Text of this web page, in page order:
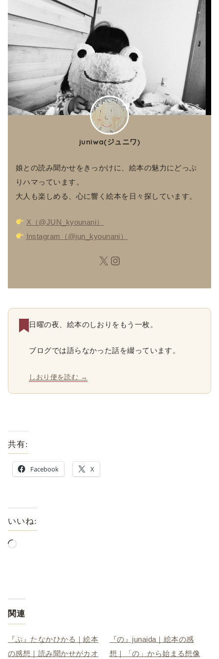
juniwa(ジュニワ)
娘との読み聞かせをきっかけに、絵本の魅力にどっぷ
りハマっています。
大人も楽しめる、心に響く絵本を日々探しています。
X（@JUN_kyounani）
Instagram（@jun_kyounani）
日曜の夜、絵本のしおりをもう一枚。
ブログでは語らなかった話を綴っています。
しおり便を読む →
共有:
Facebook X
いいね:
関連
『ぷ』たなかひかる｜絵本
の感想｜読み聞かせがカオ
『の』junaida｜絵本の感
想｜「の」から始まる想像